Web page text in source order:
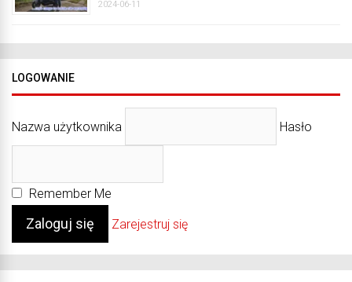
2024-06-11
LOGOWANIE
Nazwa użytkownika Hasło
Remember Me
Zarejestruj się